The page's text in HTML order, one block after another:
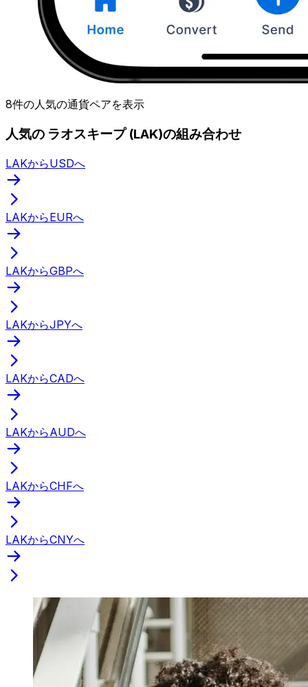
8件の人気の通貨ペアを表示
人気の ラオスキープ (LAK)の組み合わせ
LAKからUSDへ
LAKからEURへ
LAKからGBPへ
LAKからJPYへ
LAKからCADへ
LAKからAUDへ
LAKからCHFへ
LAKからCNYへ